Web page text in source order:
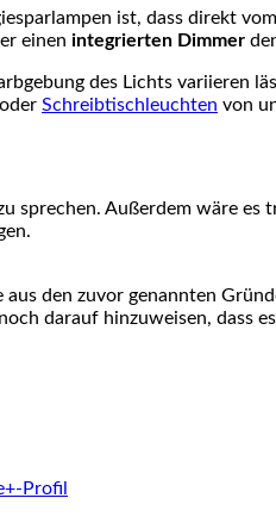
ist, dass direkt
einen integrierten Dimmer
des Lichts variieren
Schreibtischleuchten von
sprechen. Außerdem wäre es
den zuvor genannten
darauf hinzuweisen, dass